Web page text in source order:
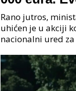
na čelu
Rano jutros,
uhićen je u akciji
nacionalni ured
priopćenju USKOK